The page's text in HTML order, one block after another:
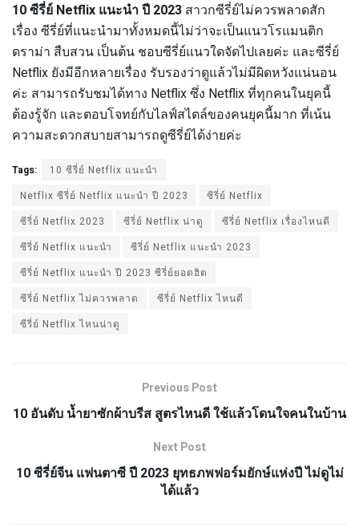
10 ซีรี่ย์ Netflix แนะนำ ปี 2023 สาวกซีรี่ย์ไม่ควรพลาดสัก
เรื่อง ซีรี่ย์ที่แนะนำมาทั้งหมดนี้ไม่ว่าจะเป็นแนวโรแมนติก
ดราม่า สืบสวน เป็นต้น ชอบซีรี่ย์แนวใดจัดไปเลยค่ะ และซีรี่ย์
Netflix ยังมีอีกหลายเรื่อง รับรองว่าดูแล้วไม่มีผิดหวังแน่นอน
ค่ะ สามารถรับชมได้ทาง Netflix ซึ่ง Netflix ที่ทุกคนในยุคนี้
ต้องรู้จัก และตอบโจทย์กับไลฟ์สไตล์ของคนยุคนี้มาก ที่เน้น
ความสะดวกสบายสามารถดูซีรี่ย์ได้ง่ายค่ะ
Tags:
10 ซีรี่ย์ Netflix แนะนำ
Netflix ซีรี่ย์ Netflix แนะนำ ปี 2023
ซีรี่ย์ Netflix
ซีรี่ย์ Netflix 2023
ซีรี่ย์ Netflix น่าดู
ซีรี่ย์ Netflix เรื่องไหนดี
ซีรี่ย์ Netflix แนะนำ
ซีรี่ย์ Netflix แนะนำ 2023
ซีรี่ย์ Netflix แนะนำ ปี 2023 ซีรี่ย์ยอดฮิต
ซีรี่ย์ Netflix ไม่ควรพลาด
ซีรี่ย์ Netflix ไหนดี
ซีรี่ย์ Netflix ไหนน่าดู
Previous Post
10 อันดับ น้ำยาซักผ้าบรีส สูตรไหนดี ใช้แล้วโดนใจคนในบ้าน
Next Post
10 ซีรี่ย์จีน แฟนตาซี ปี 2023 ยุทธภพฟอร์มยักษ์แห่งปี ไม่ดูไม่
ได้แล้ว